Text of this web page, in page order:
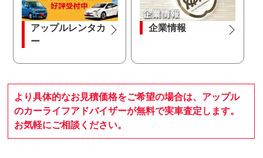
アップルレンタカ
ー
企業情報
より具体的なお見積価格をご希望の場合は、アップル
のカーライフアドバイザーが無料で実車査定します。
お気軽にご相談ください。